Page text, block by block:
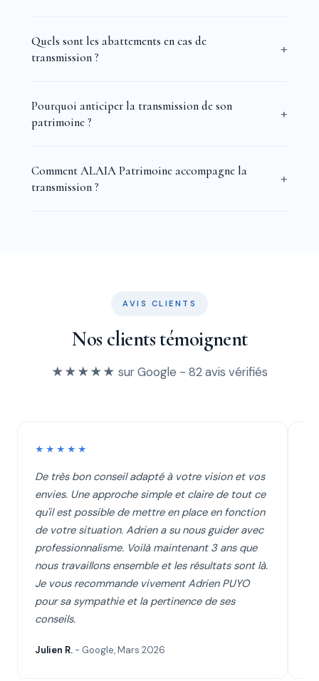
Quels sont les abattements en cas de
transmission ?
Pourquoi anticiper la transmission de son
patrimoine ?
Comment ALAIA Patrimoine accompagne la
transmission ?
AVIS CLIENTS
Nos clients témoignent
★★★★★ sur Google - 82 avis vérifiés
★★★★★
De très bon conseil adapté à votre vision et vos
envies. Une approche simple et claire de tout ce
qu'il est possible de mettre en place en fonction
de votre situation. Adrien a su nous guider avec
professionnalisme. Voilà maintenant 3 ans que
nous travaillons ensemble et les résultats sont là.
Je vous recommande vivement Adrien PUYO
pour sa sympathie et la pertinence de ses
conseils.
Julien R. - Google, Mars 2026